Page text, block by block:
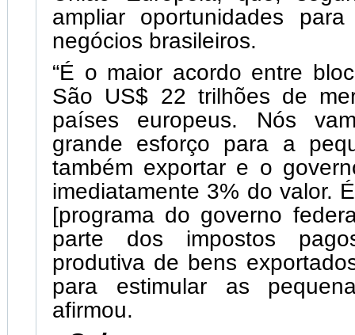
ampliar oportunidades
negócios brasileiros.
“É o maior acordo entre
São US$ 22 trilhões de
países europeus. Nós
grande esforço para a
também exportar e o
imediatamente 3% do valor.
[programa do governo
parte dos impostos
produtiva de bens
para estimular as
afirmou.